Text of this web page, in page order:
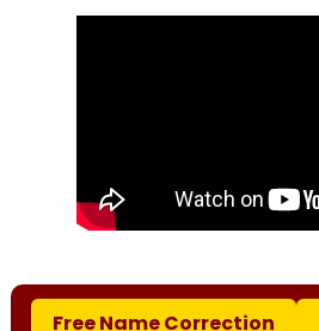
Free Name Correction